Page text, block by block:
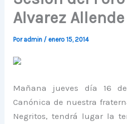
Alvarez Allende
Por admin / enero 15, 2014
Mañana jueves día 16
Canónica de nuestra
Negritos, tendrá lugar la